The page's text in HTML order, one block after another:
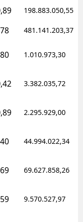
198.883.050,55
481.141.203,37
1.010.973,30
3.382.035,72
2.295.929,00
44.994.022,34
69.627.858,26
9.570.527,97